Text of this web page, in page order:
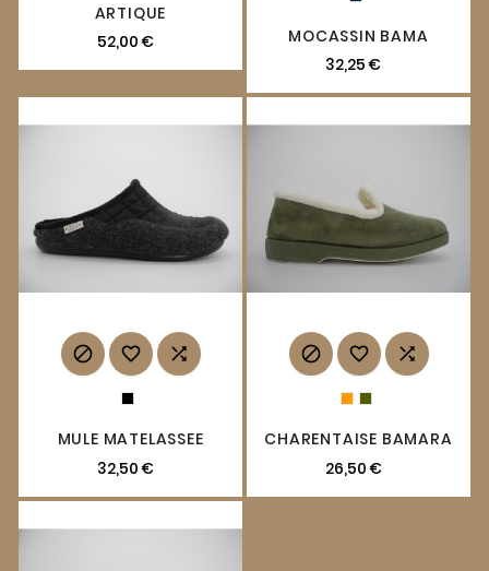
ARTIQUE
52,00 €
MOCASSIN BAMA
32,25 €
  
MULE MATELASSEE
32,50 €
  
CHARENTAISE BAMARA
26,50 €